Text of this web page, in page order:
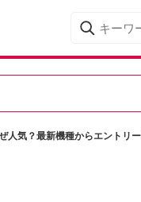
人気？最新機種からエントリ